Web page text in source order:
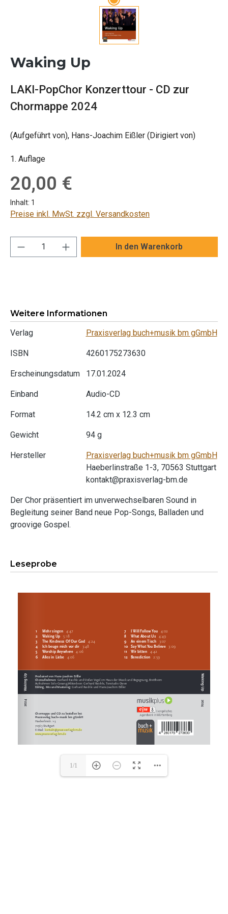
Waking Up
LAKI-PopChor Konzerttour - CD zur
Chormappe 2024
(Aufgeführt von), Hans-Joachim Eißler (Dirigiert von)
1. Auflage
Regulärer Preis:
20,00 €
Inhalt: 1
Preise inkl. MwSt. zzgl. Versandkosten
Produkt Anzahl: Gib den gewünschten
In den Warenkorb
Weitere Informationen
Verlag
Praxisverlag buch+musik bm gGmbH
ISBN 4260175273630
Erscheinungsdatum 17.01.2024
Einband Audio-CD
Format 14.2 cm x 12.3 cm
Gewicht 94 g
Hersteller
Praxisverlag buch+musik bm gGmbH
Haeberlinstraße 1-3, 70563 Stuttgart
kontakt@praxisverlag-bm.de
Der Chor präsentiert im unverwechselbaren Sound in
Begleitung seiner Band neue Pop-Songs, Balladen und
groovige Gospel.
Leseprobe